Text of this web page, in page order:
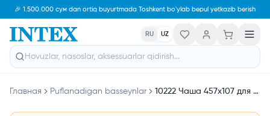
🎉 1.500.000 сум dan ortiq buyurtmada Toshkent bo'ylab bepul yetkazib berish
RU UZ
Главная Puflanadigan basseynlar 10222 Чаша 457х107 для Easy Set Pools